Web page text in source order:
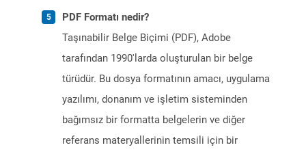
PDF Formatı nedir?
Taşınabilir Belge Biçimi (PDF), Adobe
tarafından 1990'larda oluşturulan bir belge
türüdür. Bu dosya formatının amacı, uygulama
yazılımı, donanım ve işletim sisteminden
bağımsız bir formatta belgelerin ve diğer
referans materyallerinin temsili için bir